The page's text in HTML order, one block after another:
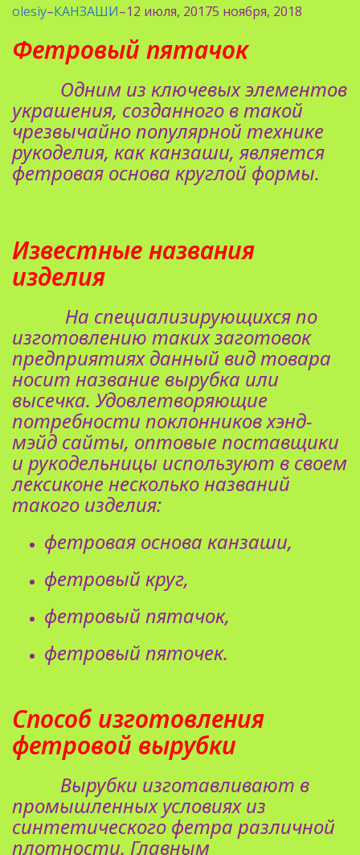
olesiy–КАНЗАШИ–12 июля, 20175 ноября, 2018
Фетровый пятачок
Одним из ключевых элементов
украшения, созданного в такой
чрезвычайно популярной технике
рукоделия, как канзаши, является
фетровая основа круглой формы.
Известные названия
изделия
На специализирующихся по
изготовлению таких заготовок
предприятиях данный вид товара
носит название вырубка или
высечка. Удовлетворяющие
потребности поклонников хэнд-
мэйд сайты, оптовые поставщики
и рукодельницы используют в своем
лексиконе несколько названий
такого изделия:
фетровая основа канзаши,
фетровый круг,
фетровый пятачок,
фетровый пяточек.
Способ изготовления
фетровой вырубки
Вырубки изготавливают в
промышленных условиях из
синтетического фетра различной
плотности. Главным